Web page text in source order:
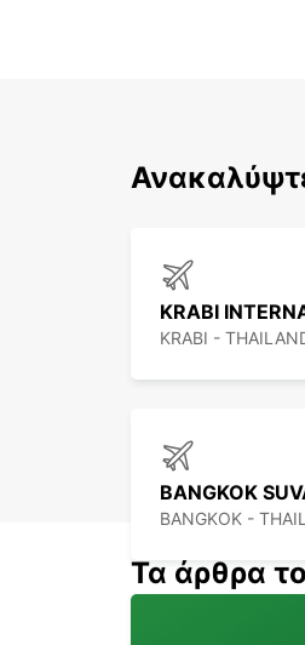
KRABI
KRABI -
BANGKOK -
Τα άρθρα